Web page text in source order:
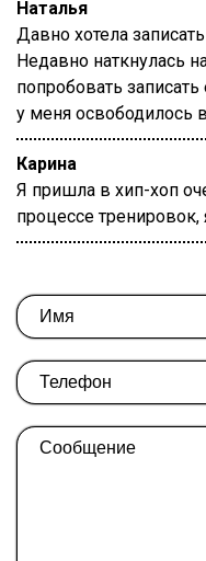
Наталья
Давно хотела
Недавно наткнулась
попробовать
у меня освободилось
Карина
Я пришла в хип-хоп
процессе тренировок,